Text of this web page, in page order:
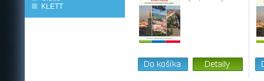
KLETT